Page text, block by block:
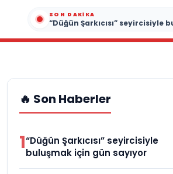
SON DAKIKA
🔥 Son Haberler
1“Düğün Şarkıcısı” seyircisiyle
buluşmak için gün sayıyor